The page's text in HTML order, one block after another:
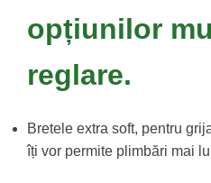
opțiunilor
reglare.
Bretele extra soft, pentru
îți vor permite plimbări mai